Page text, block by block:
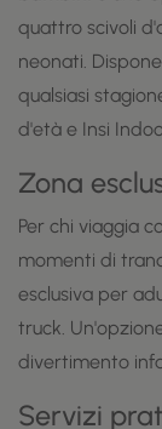
quattro scivoli
neonati.
qualsiasi
d'età e Insi
Zona
Per chi viaggia
momenti di
esclusiva per
truck.
divertimento
Servizi